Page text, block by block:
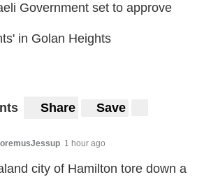
Government set to approve
in Golan Heights
Share Save
1 hour ago
city of Hamilton tore down a